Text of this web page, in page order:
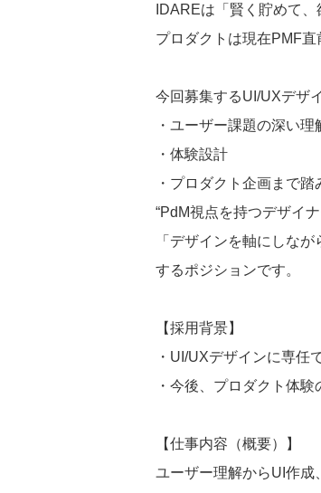
IDAREは「賢く貯めて
プロダクトは現在PMF
今回募集するUI/UXデザ
・ユーザー課題の深い理
・体験設計
・プロダクト企画まで踏
“PdM視点を持つデザイ
「デザインを軸にしな
するポジションです。
【採用背景】
・UI/UXデザインに専任
・今後、プロダクト体
【仕事内容（概要）】
ユーザー理解からUI作成